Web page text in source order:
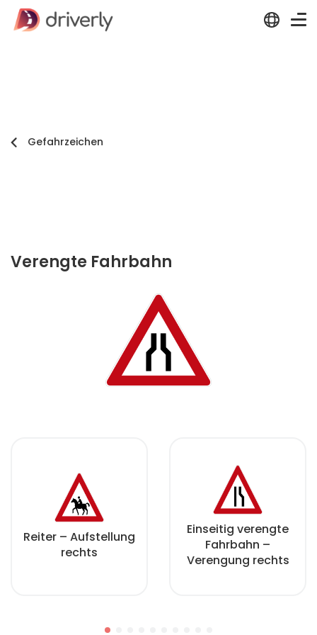
Gefahrzeichen
Verengte Fahrbahn
Reiter – Aufstellung
rechts
Einseitig verengte
Fahrbahn –
Verengung rechts